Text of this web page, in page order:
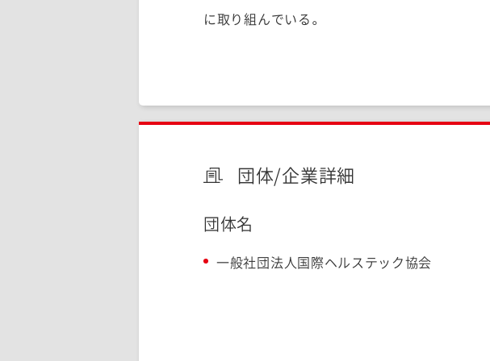
に取り組んでいる。
団体/企業詳細
団体名
一般社団法人国際ヘルステック協会